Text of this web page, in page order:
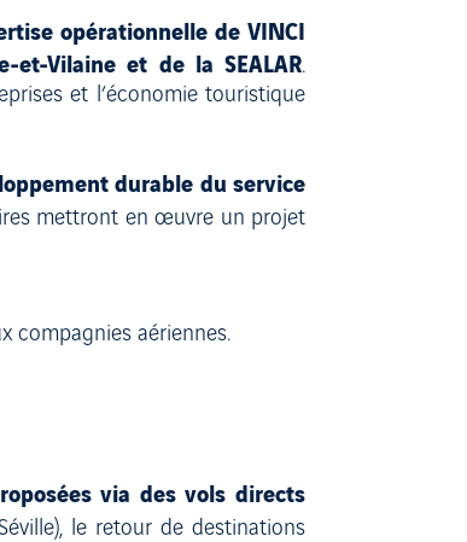
opérationnelle de VINCI
Vilaine et de la SEALAR.
et l’économie touristique
durable du service
mettront en œuvre un projet
compagnies aériennes.
via des vols directs
le retour de destinations